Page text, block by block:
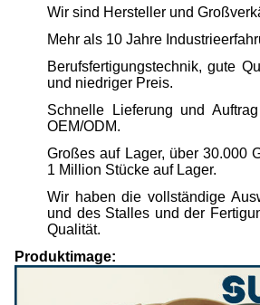
Wir sind Hersteller und
Mehr als 10 Jahre
Berufsfertigungstechnik, gute
und niedriger Preis.
Schnelle Lieferung und
OEM/ODM.
Großes auf Lager, über 30.000
1 Million Stücke auf Lager.
Wir haben die vollständige
und des Stalles und der
Qualität.
Produktimage: